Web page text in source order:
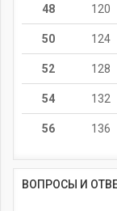
48 120
50 124
52 128
54 132
56 136
ВОПРОСЫ И